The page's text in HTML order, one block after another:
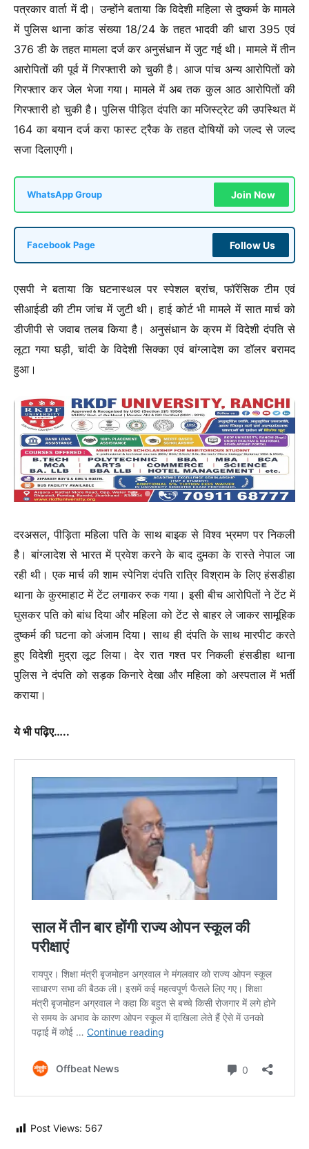
पत्रकार वार्ता में दी। उन्होंने बताया कि विदेशी महिला से दुष्कर्म के मामले
में पुलिस थाना कांड संख्या 18/24 के तहत भादवी की धारा 395 एवं
376 डी के तहत मामला दर्ज कर अनुसंधान में जुट गई थी। मामले में तीन
आरोपितों की पूर्व में गिरफ्तारी को चुकी है। आज पांच अन्य आरोपितों को
गिरफ्तार कर जेल भेजा गया। मामले में अब तक कुल आठ आरोपितों की
गिरफ्तारी हो चुकी है। पुलिस पीड़ित दंपति का मजिस्ट्रेट की उपस्थित में
164 का बयान दर्ज करा फास्ट ट्रैक के तहत दोषियों को जल्द से जल्द
सजा दिलाएगी।
WhatsApp Group Join Now
Facebook Page Follow Us
एसपी ने बताया कि घटनास्थल पर स्पेशल ब्रांच, फॉरेंसिक टीम एवं
सीआईडी की टीम जांच में जुटी थी। हाई कोर्ट भी मामले में सात मार्च को
डीजीपी से जवाब तलब किया है। अनुसंधान के क्रम में विदेशी दंपति से
लूटा गया घड़ी, चांदी के विदेशी सिक्का एवं बांग्लादेश का डॉलर बरामद
हुआ।
दरअसल, पीड़िता महिला पति के साथ बाइक से विश्व भ्रमण पर निकली
है। बांग्लादेश से भारत में प्रवेश करने के बाद दुमका के रास्ते नेपाल जा
रही थी। एक मार्च की शाम स्पेनिश दंपति रात्रि विश्राम के लिए हंसडीहा
थाना के कुरमाहाट में टेंट लगाकर रुक गया। इसी बीच आरोपितों ने टेंट में
घुसकर पति को बांध दिया और महिला को टेंट से बाहर ले जाकर सामूहिक
दुष्कर्म की घटना को अंजाम दिया। साथ ही दंपति के साथ मारपीट करते
हुए विदेशी मुद्रा लूट लिया। देर रात गश्त पर निकली हंसडीहा थाना
पुलिस ने दंपति को सड़क किनारे देखा और महिला को अस्पताल में भर्ती
कराया।
ये भी पढ़िए…..
Post Views: 567